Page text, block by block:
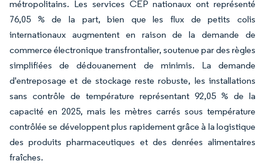
métropolitains. Les services CEP nationaux ont représenté
76,05 % de la part, bien que les flux de petits colis
internationaux augmentent en raison de la demande de
commerce électronique transfrontalier, soutenue par des règles
simplifiées de dédouanement de minimis. La demande
d'entreposage et de stockage reste robuste, les installations
sans contrôle de température représentant 92,05 % de la
capacité en 2025, mais les mètres carrés sous température
contrôlée se développent plus rapidement grâce à la logistique
des produits pharmaceutiques et des denrées alimentaires
fraîches.